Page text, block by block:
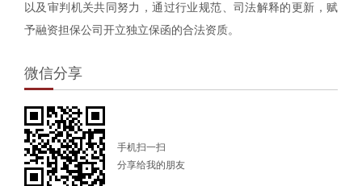
以及审判机关共同努力，通过行业规范、司法解释的更新，赋
予融资担保公司开立独立保函的合法资质。
微信分享
手机扫一扫
分享给我的朋友